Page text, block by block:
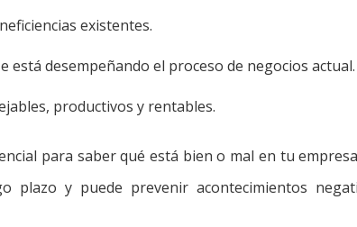
existentes.
está desempeñando el proceso de negocios actual.
productivos y rentables.
para saber qué está bien o mal en tu
plazo y puede prevenir acontecimientos